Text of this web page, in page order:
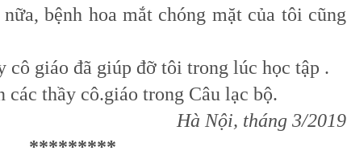
bệnh hoa mắt chóng mặt của tôi cũng
giáo đã giúp đỡ tôi trong lúc học tập .
thầy cô.giáo trong Câu lạc bộ.
Hà Nội, tháng 3/2019
*********